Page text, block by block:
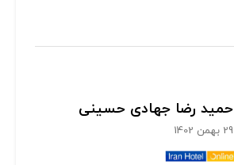
حمید رضا جهادی حسینی
29 بهمن 1402